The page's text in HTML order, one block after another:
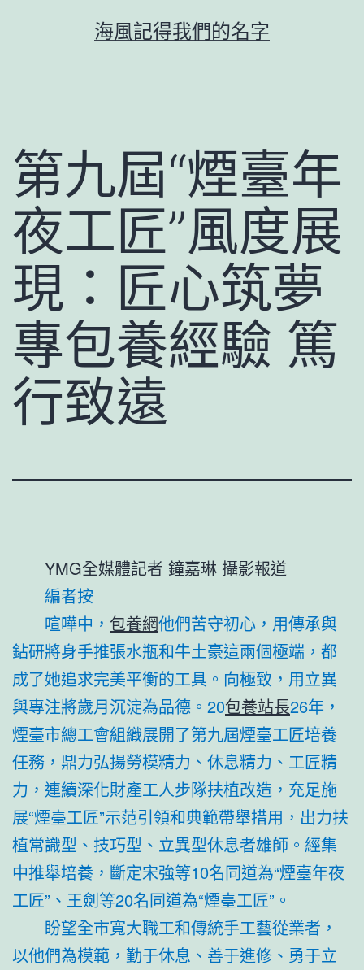
海風記得我們的名字
第九屆“煙臺年
夜工匠”風度展
現：匠心筑夢
專包養經驗 篤
行致遠
YMG全媒體記者 鐘嘉琳 攝影報道
編者按
喧嘩中， 包養網他們苦守初心，用傳承與
鉆研將身手推張水瓶和牛土豪這兩個極端，都
成了她追求完美平衡的工具。向極致，用立異
與專注將歲月沉淀為品德。20包養站長26年，
煙臺市總工會組織展開了第九屆煙臺工匠培養
任務，鼎力弘揚勞模精力、休息精力、工匠精
力，連續深化財產工人步隊扶植改造，充足施
展“煙臺工匠”示范引領和典範帶舉措用，出力扶
植常識型、技巧型、立異型休息者雄師。經集
中推舉培養，斷定宋強等10名同道為“煙臺年夜
工匠”、王劍等20名同道為“煙臺工匠”。
盼望全市寬大職工和傳統手工藝從業者，
以他們為模範，勤于休息、善于進修、勇于立